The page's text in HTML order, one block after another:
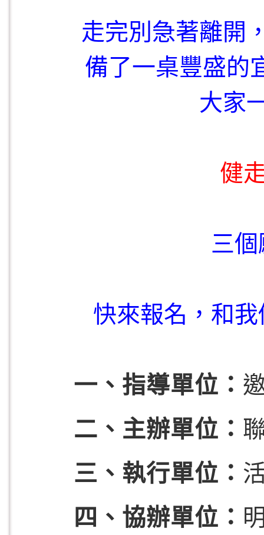
走完別急著離開
備了一桌豐盛的
大家
健
三
快來報名，和
一、指導單位
二、主辦單位
三、執行單位
四、協辦單位